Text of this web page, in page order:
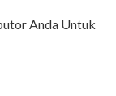
Anda Untuk